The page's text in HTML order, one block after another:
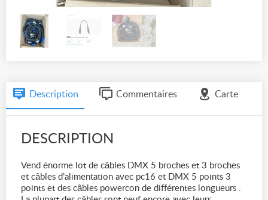
Description Commentaires Carte
DESCRIPTION
Vend énorme lot de câbles DMX 5 broches et 3 broches
et câbles d’alimentation avec pc16 et DMX 5 points 3
points et des câbles powercon de différentes longueurs .